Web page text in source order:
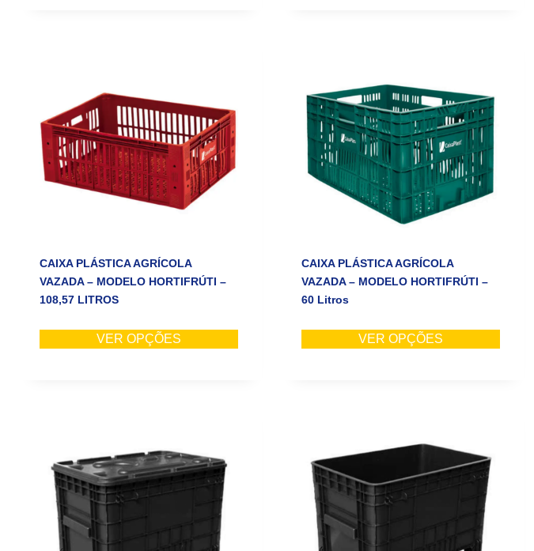
CAIXA PLÁSTICA AGRÍCOLA
VAZADA – MODELO HORTIFRÚTI –
108,57 LITROS
VER OPÇÕES
CAIXA PLÁSTICA AGRÍCOLA
VAZADA – MODELO HORTIFRÚTI –
60 Litros
VER OPÇÕES